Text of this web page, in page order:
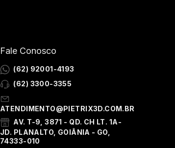
Fale Conosco
(62) 92001-4193
(62) 3300-3355
ATENDIMENTO@PIETRIX3D.COM.BR
AV. T-9, 3871 - QD. CH LT. 1A-
JD. PLANALTO, GOIÂNIA - GO,
74333-010